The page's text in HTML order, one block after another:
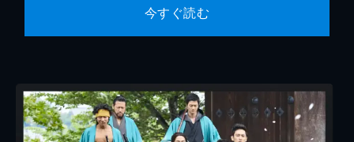
今すぐ読む